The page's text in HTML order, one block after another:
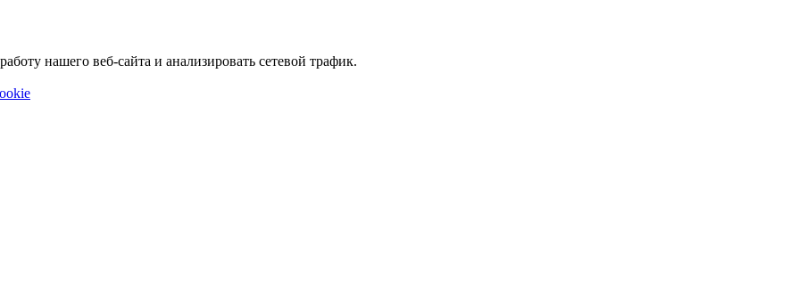
нашего веб-сайта и анализировать сетевой трафик.